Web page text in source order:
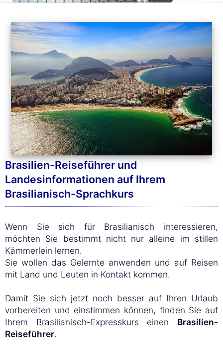
Brasilien-Reiseführer und
Landesinformationen auf Ihrem
Brasilianisch-Sprachkurs
Wenn Sie sich für Brasilianisch interessieren,
möchten Sie bestimmt nicht nur alleine im stillen
Kämmerlein lernen.
Sie wollen das Gelernte anwenden und auf Reisen
mit Land und Leuten in Kontakt kommen.
Damit Sie sich jetzt noch besser auf Ihren Urlaub
vorbereiten und einstimmen können, finden Sie auf
Ihrem Brasilianisch-Expresskurs einen Brasilien-
Reiseführer.